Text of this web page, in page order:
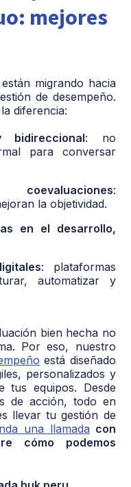
mejores
migrando hacia
de desempeño.
diferencia:
bidireccional: no
para conversar
:
la objetividad.
en el desarrollo,
: plataformas
automatizar y
bien hecha no
Por eso, nuestro
está diseñado
personalizados y
tus equipos. Desde
de acción, todo en
llevar tu gestión de
una llamada con
cómo podemos